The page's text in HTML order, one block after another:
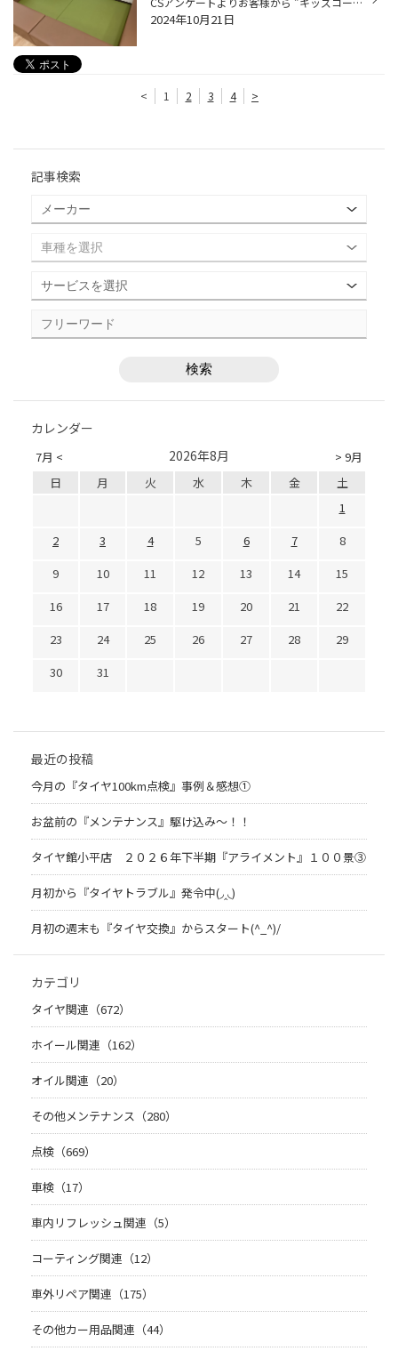
2024年10月21日
< 1 2 3 4 >
記事検索
カレンダー
7月 < > 9月
2026年8月
日 月 火 水 木 金
土
1
2
3 4 5 6 7
8
9
10 11 12 13 14
15
16
17 18 19 20 21
22
23
24 25 26 27 28
29
30
31
最近の投稿
今月の『タイヤ100km点検』事例＆感想①
お盆前の『メンテナンス』駆け込み～！！
タイヤ館小平店 ２０２６年下半期『アライメント』１００景③
月初から『タイヤトラブル』発令中(◞‸◟)
月初の週末も『タイヤ交換』からスタート(^_^)/
カテゴリ
タイヤ関連（672）
ホイール関連（162）
オイル関連（20）
その他メンテナンス（280）
点検（669）
車検（17）
車内リフレッシュ関連（5）
コーティング関連（12）
車外リペア関連（175）
その他カー用品関連（44）